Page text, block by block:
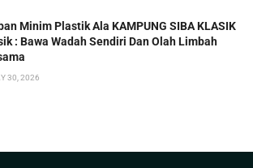
Minim Plastik Ala KAMPUNG SIBA KLASIK
: Bawa Wadah Sendiri Dan Olah Limbah
30, 2026